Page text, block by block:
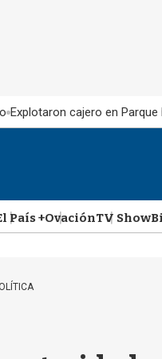
Explotaron cajero en Parque
País +OvaciónTV Show